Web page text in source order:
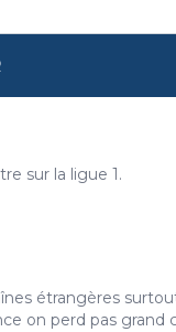
sur la ligue 1.
étrangères
on perd pas grand